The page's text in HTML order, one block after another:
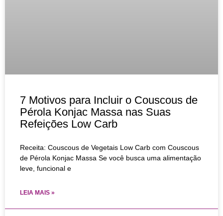
7 Motivos para Incluir o Couscous de
Pérola Konjac Massa nas Suas
Refeições Low Carb
Receita: Couscous de Vegetais Low Carb com Couscous
de Pérola Konjac Massa Se você busca uma alimentação
leve, funcional e
LEIA MAIS »